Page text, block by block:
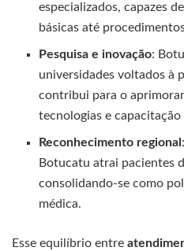
especializados, capazes
básicas até
Pesquisa e inovação:
universidades voltados à
contribui para o
tecnologias e
Reconhecimento regional
Botucatu atrai pacientes
consolidando-se como
médica.
Esse equilíbrio entre